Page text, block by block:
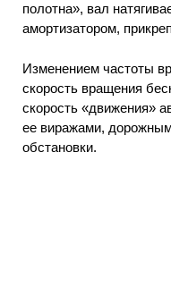
полотна», вал
амортизатором,
Изменением частоты
скорость вращения
скорость «движения»
ее виражами,
обстановки.